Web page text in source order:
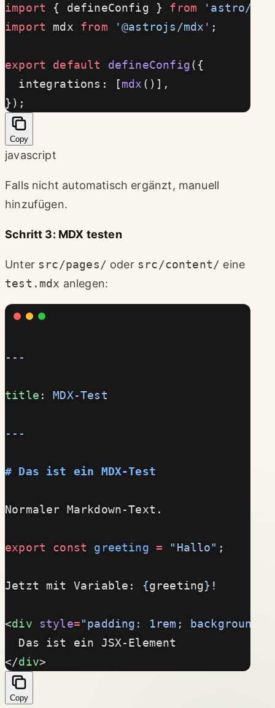
import { defineConfig } from 'astro/
import mdx from '@astrojs/mdx' ;
export default defineConfig({
  integrations: [
mdx ()],
});
Copy
javascript
Falls nicht automatisch ergänzt, manuell
hinzufügen.
Schritt 3: MDX testen
Unter src/pages/ oder src/content/ eine
test.mdx anlegen:
---
title : MDX-Test
---
# Das ist ein MDX-Test
Normaler Markdown-Text.
export const greeting = "Hallo" ;
Jetzt mit Variable: {greeting} !
<div style="padding: 1rem;
  Das ist ein JSX-Element
</div>
Copy